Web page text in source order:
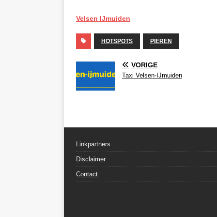
Velsen IJmuiden
HOTSPOTS PIEREN
VORIGE
Taxi Velsen-IJmuiden
Linkpartners
Disclaimer
Contact